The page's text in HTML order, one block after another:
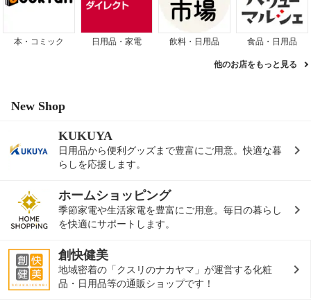
本・コミック 日用品・家電 飲料・日用品 食品・日用品
他のお店をもっと見る
New Shop
KUKUYA
日用品から便利グッズまで豊富にご用意。快適な暮
らしを応援します。
ホームショッピング
季節家電や生活家電を豊富にご用意。毎日の暮らし
を快適にサポートします。
創快健美
地域密着の「クスリのナカヤマ」が運営する化粧
品・日用品等の通販ショップです！